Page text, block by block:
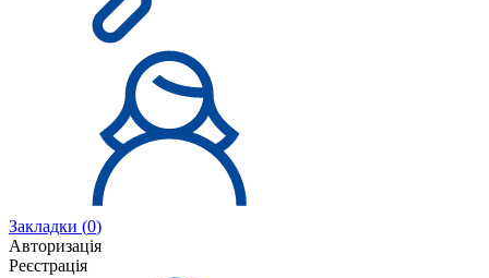
Закладки (0)
Авторизація
Реєстрація